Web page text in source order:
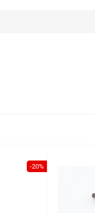
-20%